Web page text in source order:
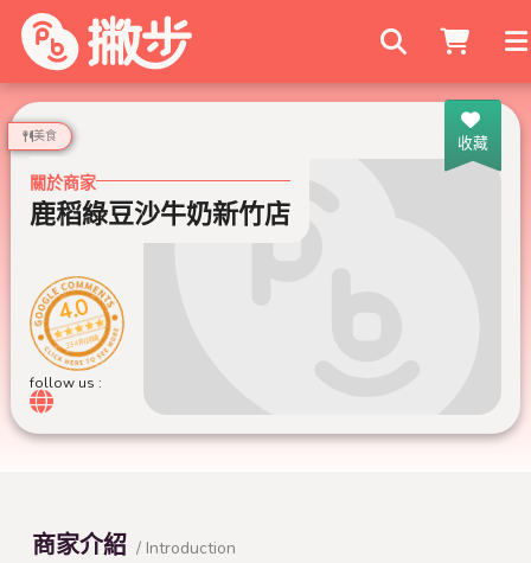
搜尋商家
收藏
美食
關於商家
鹿稻綠豆沙牛奶新竹店
4.0
234 則評論
follow us :
商家介紹 / Introduction